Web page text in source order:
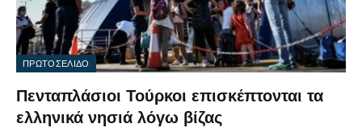
ΠΡΩΤΟΣΕΛΙΔΟ
Πενταπλάσιοι Τούρκοι επισκέπτονται τα
ελληνικά νησιά λόγω βίζας